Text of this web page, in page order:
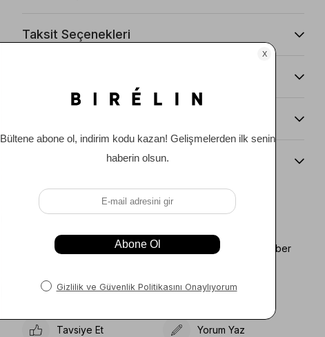
Taksit Seçenekleri
Beden Kılavuzu
Favorilere Ekle Koleksiyona Ekle
Karşılaştır
Fiyat Düşünce Haber
Gelince Haber Ver
Tavsiye Et Yorum Yaz